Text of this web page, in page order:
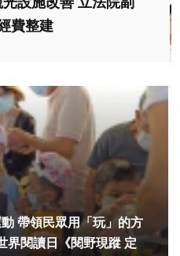
費整建
帶領民眾用「玩」的方
界閱讀日《閱野現蹤 定